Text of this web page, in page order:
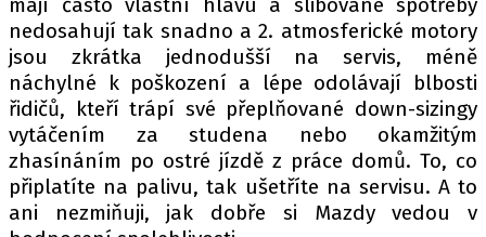
nedosahují tak snadno a 2. atmosferické motory
jsou zkrátka jednodušší na servis, méně
náchylné k poškození a lépe odolávají blbosti
řidičů, kteří trápí své přeplňované down-sizingy
vytáčením za studena nebo okamžitým
zhasínáním po ostré jízdě z práce domů. To, co
připlatíte na palivu, tak ušetříte na servisu. A to
ani nezmiňuji, jak dobře si Mazdy vedou v